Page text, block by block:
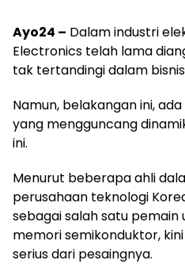
Ayo24 – Dalam industri
Electronics telah lama
tak tertandingi dalam
Namun, belakangan ini,
yang mengguncang
ini.
Menurut beberapa ahli
perusahaan teknologi
sebagai salah satu pemain
memori semikonduktor,
serius dari pesaingnya.